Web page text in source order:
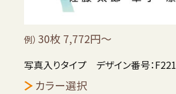
例） 30枚 7,772円～
写真入りタイプ デザイン番号：F221
カラー選択